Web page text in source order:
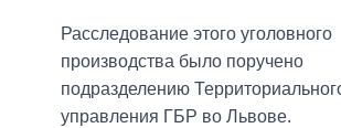
Расследование этого уголовного
производства было поручено
подразделению
управления ГБР во Львове.